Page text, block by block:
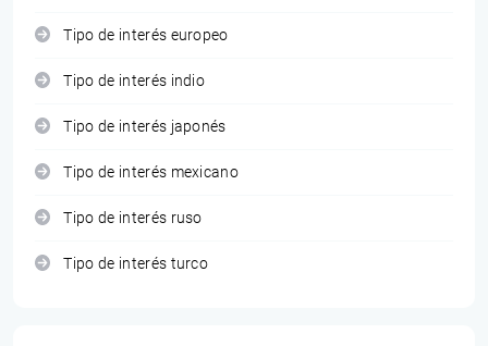
Tipo de interés europeo
Tipo de interés indio
Tipo de interés japonés
Tipo de interés mexicano
Tipo de interés ruso
Tipo de interés turco